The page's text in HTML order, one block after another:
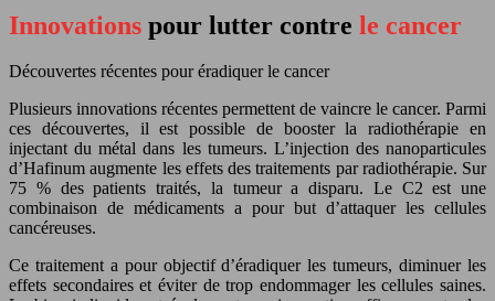
Innovations pour lutter contre le cancer
Découvertes récentes pour éradiquer le cancer
Plusieurs innovations récentes permettent de vaincre le cancer. Parmi
ces découvertes, il est possible de booster la radiothérapie en
injectant du métal dans les tumeurs. L’injection des nanoparticules
d’Hafinum augmente les effets des traitements par radiothérapie. Sur
75 % des patients traités, la tumeur a disparu. Le C2 est une
combinaison de médicaments a pour but d’attaquer les cellules
cancéreuses.
Ce traitement a pour objectif d’éradiquer les tumeurs, diminuer les
effets secondaires et éviter de trop endommager les cellules saines.